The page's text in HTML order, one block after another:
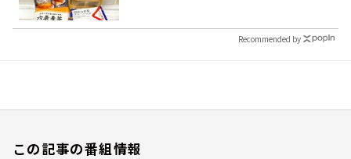
Recommended by
この記事の番組情報